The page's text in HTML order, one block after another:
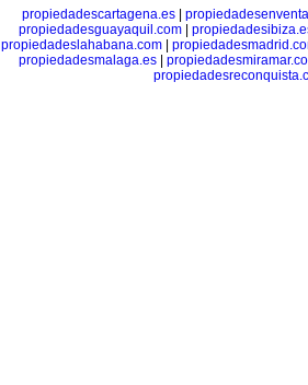
propiedadescartagena.es|
propiedadesguayaquil.com
propiedadeslahabana.com|
propiedadesmalaga.es|